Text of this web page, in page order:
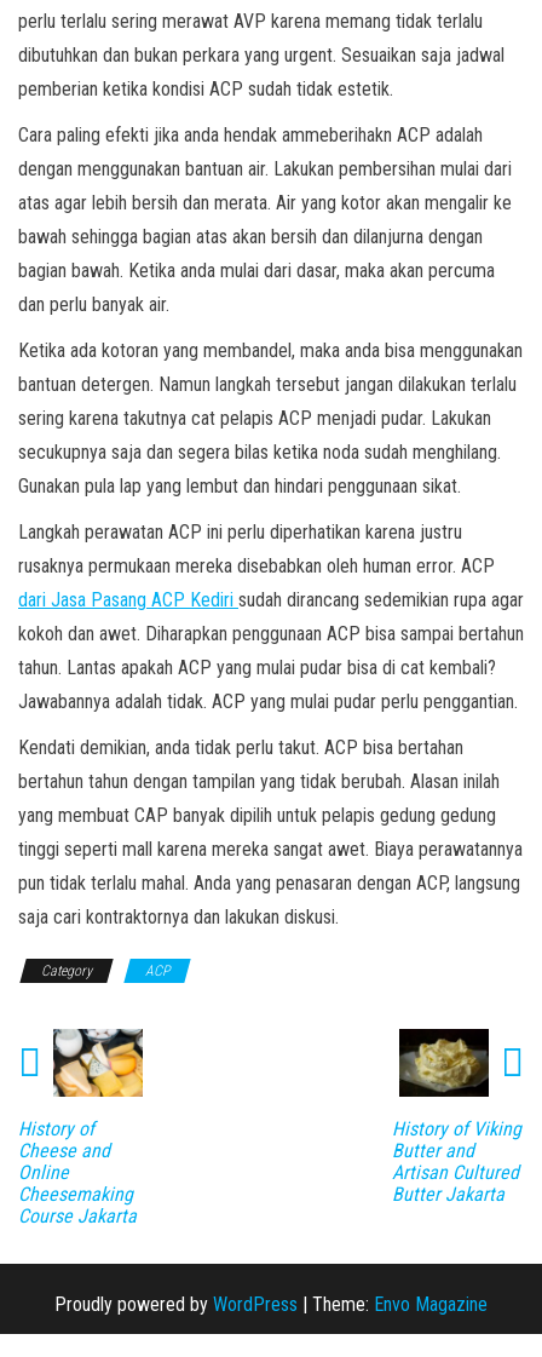
perlu terlalu sering merawat AVP karena memang tidak terlalu
dibutuhkan dan bukan perkara yang urgent. Sesuaikan saja jadwal
pemberian ketika kondisi ACP sudah tidak estetik.
Cara paling efekti jika anda hendak ammeberihakn ACP adalah
dengan menggunakan bantuan air. Lakukan pembersihan mulai dari
atas agar lebih bersih dan merata. Air yang kotor akan mengalir ke
bawah sehingga bagian atas akan bersih dan dilanjurna dengan
bagian bawah. Ketika anda mulai dari dasar, maka akan percuma
dan perlu banyak air.
Ketika ada kotoran yang membandel, maka anda bisa menggunakan
bantuan detergen. Namun langkah tersebut jangan dilakukan terlalu
sering karena takutnya cat pelapis ACP menjadi pudar. Lakukan
secukupnya saja dan segera bilas ketika noda sudah menghilang.
Gunakan pula lap yang lembut dan hindari penggunaan sikat.
Langkah perawatan ACP ini perlu diperhatikan karena justru
rusaknya permukaan mereka disebabkan oleh human error. ACP
dari Jasa Pasang ACP Kediri sudah dirancang sedemikian rupa agar
kokoh dan awet. Diharapkan penggunaan ACP bisa sampai bertahun
tahun. Lantas apakah ACP yang mulai pudar bisa di cat kembali?
Jawabannya adalah tidak. ACP yang mulai pudar perlu penggantian.
Kendati demikian, anda tidak perlu takut. ACP bisa bertahan
bertahun tahun dengan tampilan yang tidak berubah. Alasan inilah
yang membuat CAP banyak dipilih untuk pelapis gedung gedung
tinggi seperti mall karena mereka sangat awet. Biaya perawatannya
pun tidak terlalu mahal. Anda yang penasaran dengan ACP, langsung
saja cari kontraktornya dan lakukan diskusi.
Category ACP
History of
Cheese and
Online
Cheesemaking
Course Jakarta
History of Viking
Butter and
Artisan Cultured
Butter Jakarta
Proudly powered by WordPress | Theme: Envo Magazine